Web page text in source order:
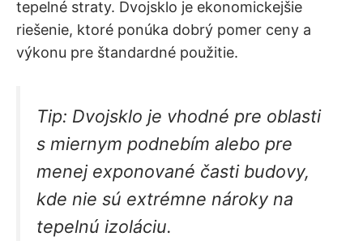
tepelné straty. Dvojsklo je ekonomickejšie
riešenie, ktoré ponúka dobrý pomer ceny a
výkonu pre štandardné použitie.
Tip: Dvojsklo je vhodné pre oblasti
s miernym podnebím alebo pre
menej exponované časti budovy,
kde nie sú extrémne nároky na
tepelnú izoláciu.